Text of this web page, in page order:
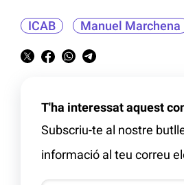
ICAB Manuel Marchena
T'ha interessat aquest
Subscriu-te al nostre
informació al teu correu